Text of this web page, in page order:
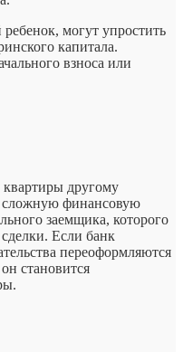
могут упростить
капитала.
взноса или
другому
сложную финансовую
заемщика, которого
Если банк
переоформляются
становится